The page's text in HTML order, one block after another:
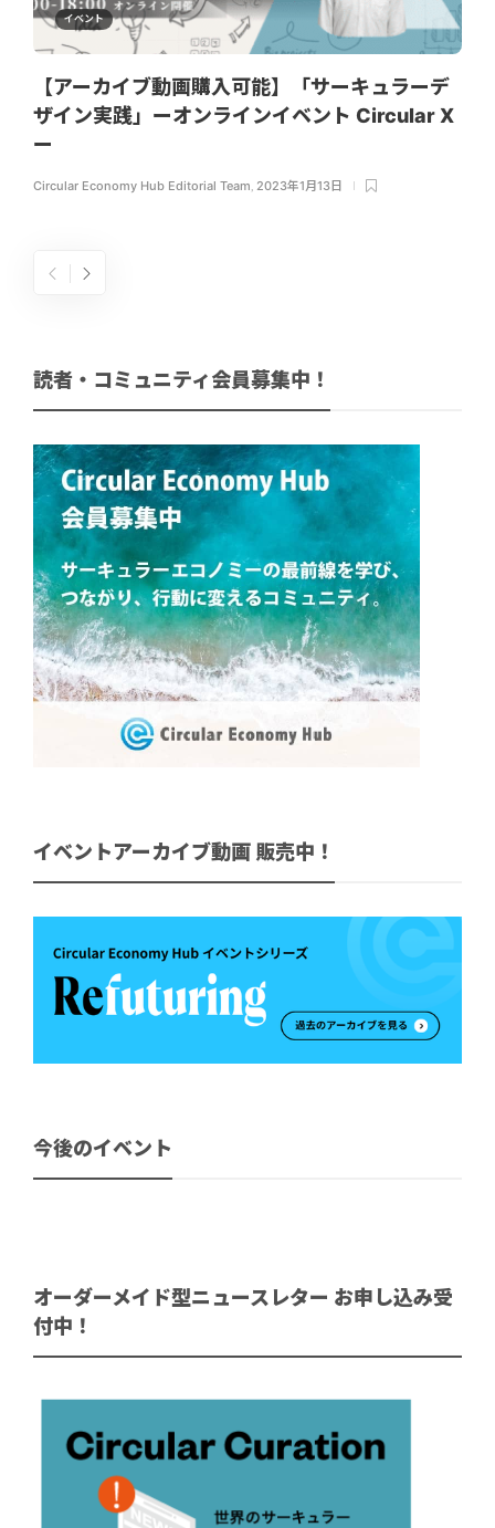
イベント
【アーカイブ動画購入可能】「サーキュラーデ
ザイン実践」ーオンラインイベント Circular X
ー
Circular Economy Hub Editorial Team 2023年1月13日
読者・コミュニティ会員募集中！
イベントアーカイブ動画 販売中！
今後のイベント
オーダーメイド型ニュースレター お申し込み受
付中！